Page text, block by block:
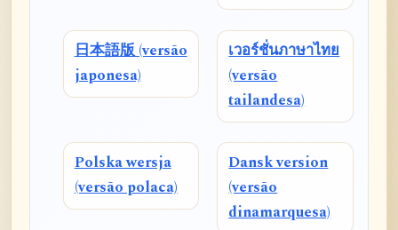
日本語版 (versão
japonesa)
เวอร์ชั่นภาษาไทย
(versão
tailandesa)
Polska wersja
(versão polaca)
Dansk version
(versão
dinamarquesa)